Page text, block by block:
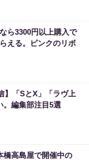
ら3300円以上購入で
える。ピンクのリボ
】「SとX」「ラヴ上
。編集部注目5選
橋高島屋で開催中の